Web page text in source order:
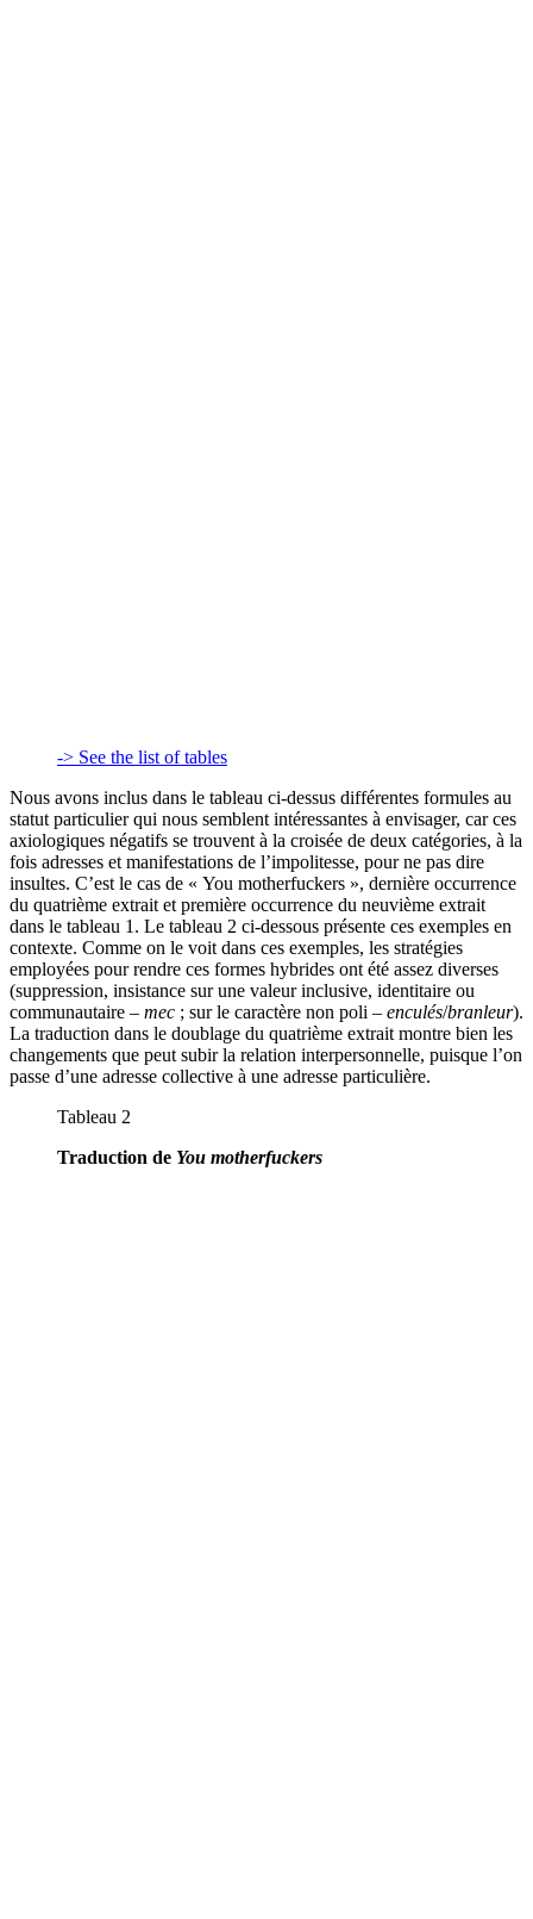
-> See the list of tables
Nous avons inclus dans le tableau ci-dessus différentes formules au
statut particulier qui nous semblent intéressantes à envisager, car ces
axiologiques négatifs se trouvent à la croisée de deux catégories, à la
fois adresses et manifestations de l’impolitesse, pour ne pas dire
insultes. C’est le cas de « You motherfuckers », dernière occurrence
du quatrième extrait et première occurrence du neuvième extrait
dans le tableau 1. Le tableau 2 ci-dessous présente ces exemples en
contexte. Comme on le voit dans ces exemples, les stratégies
employées pour rendre ces formes hybrides ont été assez diverses
(suppression, insistance sur une valeur inclusive, identitaire ou
communautaire – mec ; sur le caractère non poli – enculés/branleur).
La traduction dans le doublage du quatrième extrait montre bien les
changements que peut subir la relation interpersonnelle, puisque l’on
passe d’une adresse collective à une adresse particulière.
Tableau 2
Traduction de You motherfuckers